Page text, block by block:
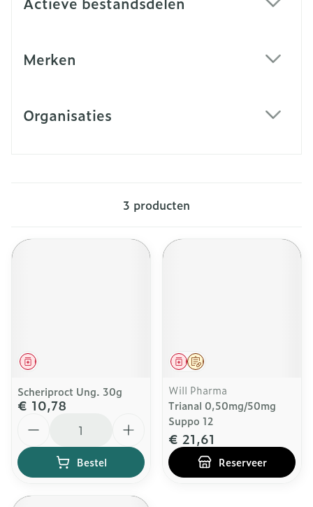
Merken
Organisaties
3 producten
Geneesmiddel
Scheriproct Ung. 30g
€ 10,78
Bestel
Op voorschrift
Geneesmiddel
Will Pharma
Trianal 0,50mg/50mg
Suppo 12
€ 21,61
Reserveer